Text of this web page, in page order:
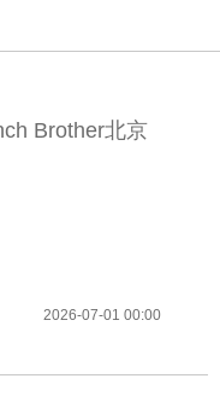
Brother北京
2026-07-01 00:00